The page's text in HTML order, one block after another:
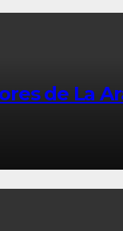
de La